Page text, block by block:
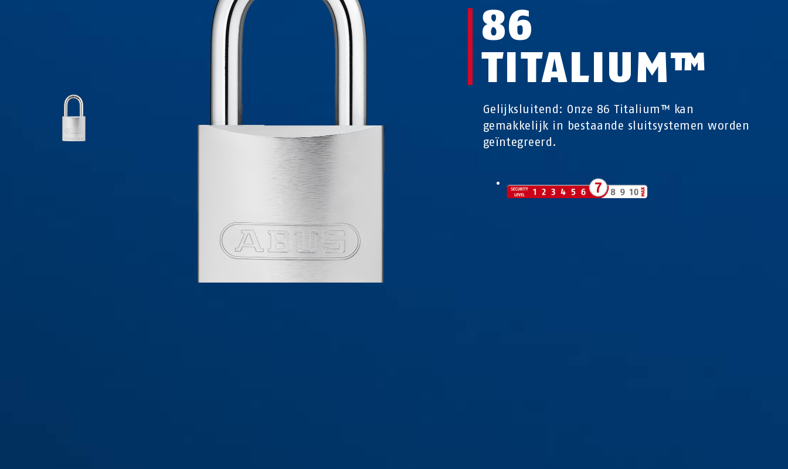
86
TITALIUM™
Gelijksluitend: Onze 86 Titalium™ kan
gemakkelijk in bestaande sluitsystemen worden
geïntegreerd.